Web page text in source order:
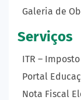
Galeria de
Serviços
ITR –
Portal
Nota Fiscal